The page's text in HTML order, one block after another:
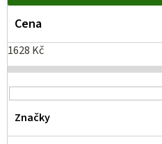
Cena
1628 Kč
Značky
p
i
s
p
r
o